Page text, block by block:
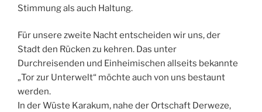
Stimmung als auch Haltung.
Für unsere zweite Nacht entscheiden wir uns, der
Stadt den Rücken zu kehren. Das unter
Durchreisenden und Einheimischen allseits bekannte
„Tor zur Unterwelt“ möchte auch von uns bestaunt
werden.
In der Wüste Karakum, nahe der Ortschaft Derweze,